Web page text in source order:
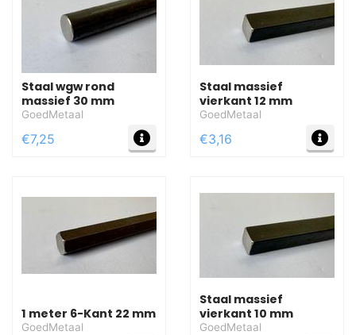
Staal wgw rond
massief 30 mm
GoedMetaal
€7,25 MEER INFO
Staal massief
vierkant 12 mm
GoedMetaal
€3,16
1 meter 6-Kant 22 mm
GoedMetaal
Staal massief
vierkant 10 mm
GoedMetaal